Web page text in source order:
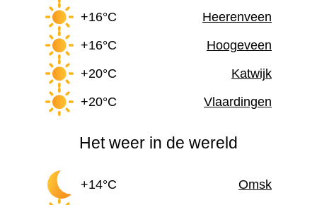
+16°C
Heerenveen
+16°C
Hoogeveen
+20°C
Katwijk
+20°C
Vlaardingen
Het weer in de wereld
+14°C Omsk